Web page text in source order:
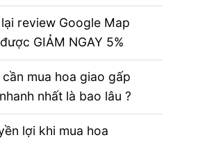
review Google Map
GIẢM NGAY 5%
cần mua hoa giao gấp
nhất là bao lâu ?
lợi khi mua hoa